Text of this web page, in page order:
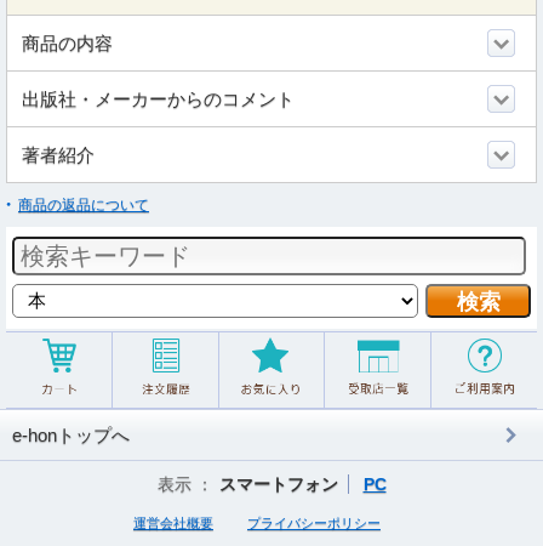
商品の内容
出版社・メーカーからのコメント
著者紹介
商品の返品について
e-honトップへ
表示 ： スマートフォン PC
運営会社概要 プライバシーポリシー